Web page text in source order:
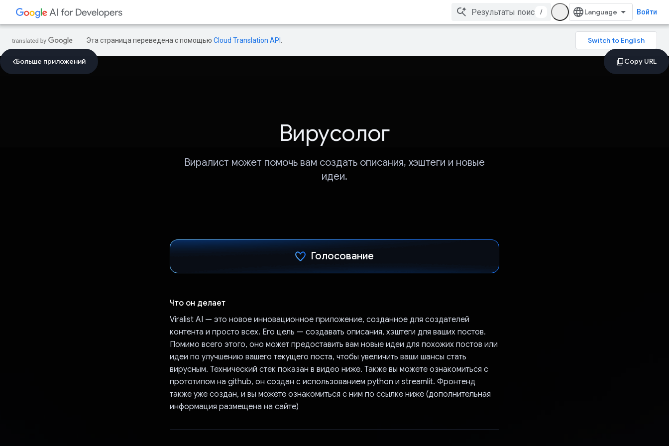
/ Войти
Эта страница переведена с помощью Cloud Translation API
Больше приложений
Вирусолог
Виралист может помочь вам создать описания, хэштеги и новые
идеи.
Голосование
Что он делает
Viralist AI — это новое инновационное приложение, созданное для создателей
контента и просто всех. Его цель — создавать описания, хэштеги для ваших постов.
Помимо всего этого, оно может предоставить вам новые идеи для похожих постов или
идеи по улучшению вашего текущего поста, чтобы увеличить ваши шансы стать
вирусным. Технический стек показан в видео ниже. Также вы можете ознакомиться с
прототипом на github, он создан с использованием python и streamlit. Фронтенд
также уже создан, и вы можете ознакомиться с ним по ссылке ниже (дополнительная
информация размещена на сайте)